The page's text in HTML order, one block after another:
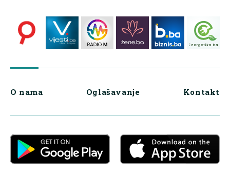
O nama Oglašavanje Kontakt